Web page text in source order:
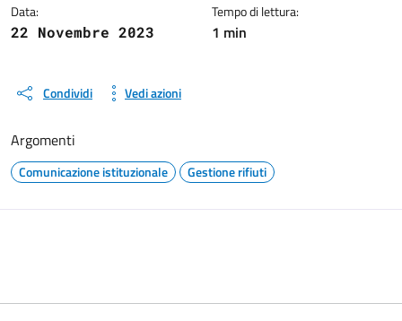
Data:
22 Novembre 2023
Tempo di lettura:
1 min
Condividi Vedi azioni
Argomenti
Comunicazione istituzionale Gestione rifiuti